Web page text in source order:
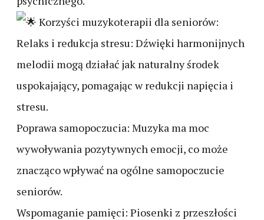
Korzyści muzykoterapii dla seniorów:
Relaks i redukcja stresu: Dźwięki harmonijnych
melodii mogą działać jak naturalny środek
uspokajający, pomagając w redukcji napięcia i
stresu.
Poprawa samopoczucia: Muzyka ma moc
wywoływania pozytywnych emocji, co może
znacząco wpływać na ogólne samopoczucie
seniorów.
Wspomaganie pamięci: Piosenki z przeszłości